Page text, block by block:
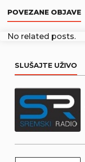
POVEZANE OBJAVE
No related posts.
SLUŠAJTE UŽIVO